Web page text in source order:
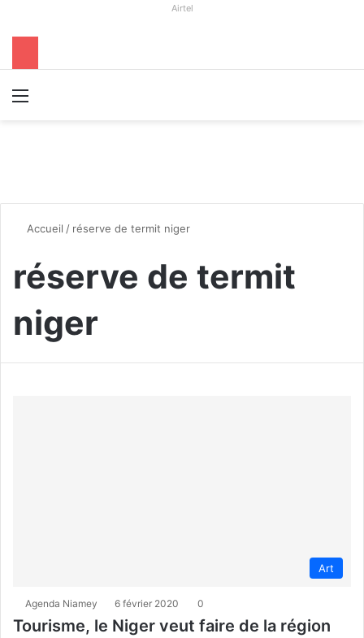
Airtel
Accueil / réserve de termit niger
réserve de termit
niger
Art
Agenda Niamey 6 février 2020 0
Tourisme, le Niger veut faire de la région